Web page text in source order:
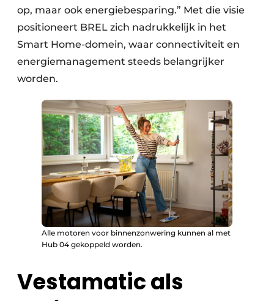
op, maar ook energiebesparing.” Met die visie
positioneert BREL zich nadrukkelijk in het
Smart Home-domein, waar connectiviteit en
energiemanagement steeds belangrijker
worden.
Alle motoren voor binnenzonwering kunnen al met
Hub 04 gekoppeld worden.
Vestamatic als